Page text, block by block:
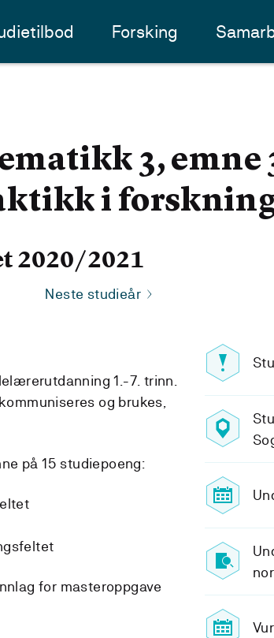
Forsking
3, emne
i
2020/2021
Neste studieår
1.-7. trinn.
og brukes,
på 15 studiepoeng:
for masteroppgave